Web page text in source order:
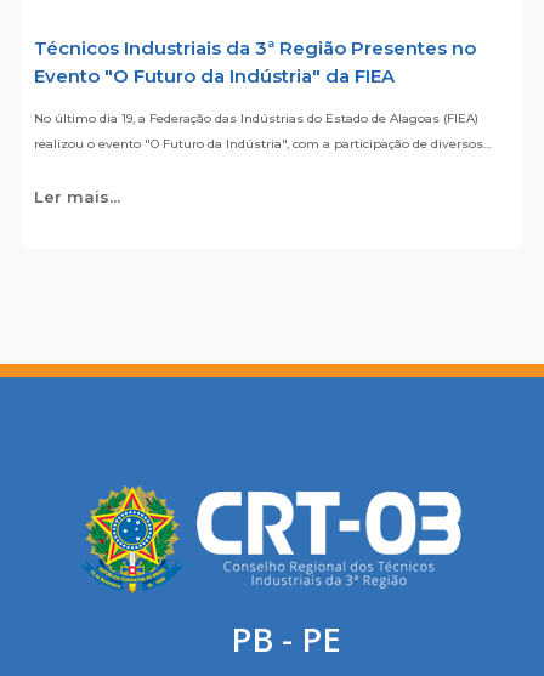
Técnicos Industriais da 3ª Região Presentes no
Evento "O Futuro da Indústria" da FIEA
No último dia 19, a Federação das Indústrias do Estado de Alagoas (FIEA)
realizou o evento "O Futuro da Indústria", com a participação de diversos…
Ler mais...
PB - PE